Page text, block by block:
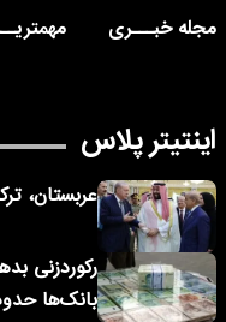
مجله خبـــری
اینتیتر پلاس
عربستان،
بانک‌ها حدودا ۳